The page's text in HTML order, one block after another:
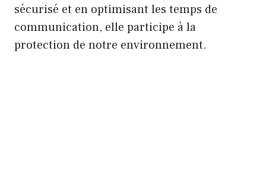
sécurisé et en optimisant les temps de
communication, elle participe à la
protection de notre environnement.